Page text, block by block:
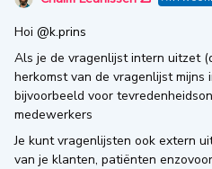
Hoi ​ @k.prins
Als je de vragenlijst intern uitzet
herkomst van de vragenlijst mijns
bijvoorbeeld voor
medewerkers
Je kunt vragenlijsten ook extern
van je klanten, patiënten